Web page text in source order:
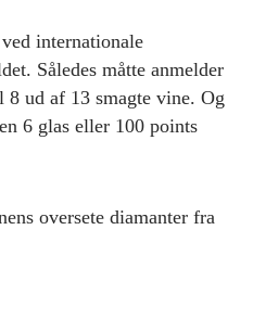
internationale
Således måtte anmelder
ud af 13 smagte vine. Og
6 glas eller 100 points
oversete diamanter fra